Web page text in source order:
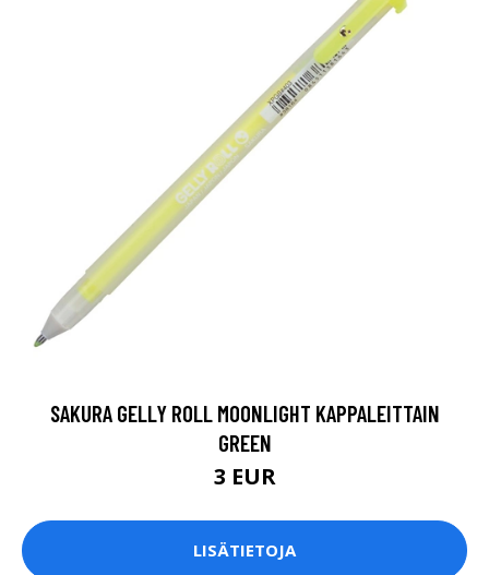
SAKURA GELLY ROLL MOONLIGHT KAPPALEITTAIN
GREEN
3 EUR
LISÄTIETOJA